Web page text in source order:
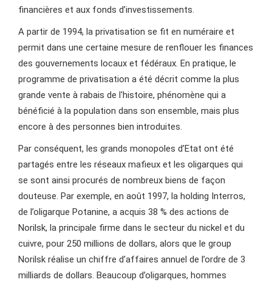
financières et aux fonds d’investissements.
A partir de 1994, la privatisation se fit en numéraire et
permit dans une certaine mesure de renflouer les finances
des gouvernements locaux et fédéraux. En pratique, le
programme de privatisation a été décrit comme la plus
grande vente à rabais de l'histoire, phénomène qui a
bénéficié à la population dans son ensemble, mais plus
encore à des personnes bien introduites.
Par conséquent, les grands monopoles d’Etat ont été
partagés entre les réseaux mafieux et les oligarques qui
se sont ainsi procurés de nombreux biens de façon
douteuse. Par exemple, en août 1997, la holding Interros,
de l’oligarque Potanine, a acquis 38 % des actions de
Norilsk, la principale firme dans le secteur du nickel et du
cuivre, pour 250 millions de dollars, alors que le group
Norilsk réalise un chiffre d’affaires annuel de l’ordre de 3
milliards de dollars. Beaucoup d’oligarques, hommes